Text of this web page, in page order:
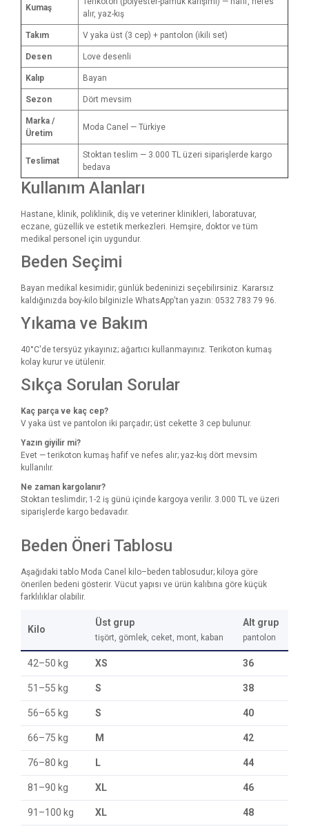
Kumaş
alır, yaz-kış
Takım V yaka üst (3 cep) + pantolon (ikili set)
Desen Love desenli
Kalıp Bayan
Sezon Dört mevsim
Marka /
Üretim
Moda Canel — Türkiye
Teslimat
Stoktan teslim — 3.000 TL üzeri siparişlerde kargo
bedava
Kullanım Alanları
Hastane, klinik, poliklinik, diş ve veteriner klinikleri, laboratuvar,
eczane, güzellik ve estetik merkezleri. Hemşire, doktor ve tüm
medikal personel için uygundur.
Beden Seçimi
Bayan medikal kesimidir; günlük bedeninizi seçebilirsiniz. Kararsız
kaldığınızda boy-kilo bilginizle WhatsApp'tan yazın: 0532 783 79 96.
Yıkama ve Bakım
40°C'de tersyüz yıkayınız; ağartıcı kullanmayınız. Terikoton kumaş
kolay kurur ve ütülenir.
Sıkça Sorulan Sorular
Kaç parça ve kaç cep?
V yaka üst ve pantolon iki parçadır; üst cekette 3 cep bulunur.
Yazın giyilir mi?
Evet — terikoton kumaş hafif ve nefes alır; yaz-kış dört mevsim
kullanılır.
Ne zaman kargolanır?
Stoktan teslimdir; 1-2 iş günü içinde kargoya verilir. 3.000 TL ve üzeri
siparişlerde kargo bedavadır.
Beden Öneri Tablosu
Aşağıdaki tablo Moda Canel kilo–beden tablosudur; kiloya göre
önerilen bedeni gösterir. Vücut yapısı ve ürün kalıbına göre küçük
farklılıklar olabilir.
Kilo
Üst grup
tişört, gömlek, ceket, mont, kaban
Alt grup
pantolon
42–50 kg XS 36
51–55 kg S 38
56–65 kg S 40
66–75 kg M 42
76–80 kg L 44
81–90 kg XL 46
91–100 kg XL 48